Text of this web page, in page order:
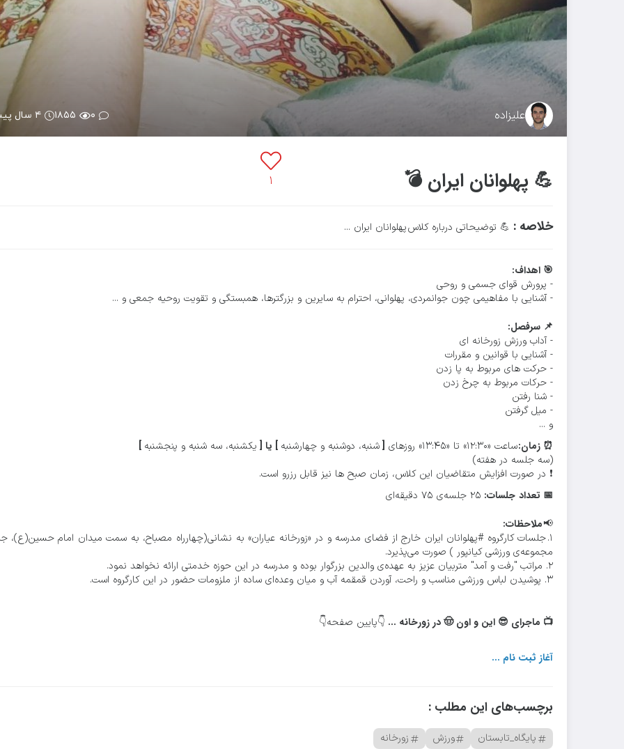
علیزاده ۰ ۱۸۵۵ ۴ سال پیش
۱ 💪 پهلوانان ایران 💣
خلاصه : 💪 توضیحاتی درباره کلاس پهلوانان ایران ...
🎯 اهداف:
- پرورش قوای جسمی و روحی
- آشنایی با مفاهیمی چون جوانمردی، پهلوانی، احترام به سایرین و بزرگترها، همبستگی و تقویت روحیه جمعی و ...
📌 سرفصل:
- آداب ورزش زورخانه ای
- آشنایی با قوانین و مقررات
- حرکت های مربوط به پا زدن
- حرکات مربوط به چرخ زدن
- شنا رفتن
- میل گرفتن
و ...
⏰ زمان:ساعت «۱۲:۳۰» تا «۱۳:۴۵» روزهای [شنبه، دوشنبه و چهارشنبه ] یا [ یکشنبه، سه شنبه و پنجشنبه ]
(سه جلسه در هفته)
❗ در صورت افزایش متقاضیان این کلاس، زمان صبح ها نیز قابل رزرو است.
📅 تعداد جلسات: ۲۵ جلسه‌ی ۷۵ دقیقه‌ای
📢ملاحظات:
۱. جلسات کارگروه #پهلوانان ایران خارج از فضای مدرسه و در «زورخانه عیاران» به نشانی (چهارراه مصباح، به سمت میدان امام حسین(ع)،
مجموعه‌ی ورزشی کیانپور ) صورت می‌پذیرد.
۲. مراتب "رفت و آمد" متربیان عزیز به عهده‌ی والدین بزرگوار بوده و مدرسه در این حوزه خدمتی ارائه نخواهد نمود.
۳. پوشیدن لباس ورزشی مناسب و راحت، آوردن قمقمه آب و میان وعده‌ای ساده از ملزومات حضور در این کارگروه است.
📺 ماجرای 😎 این و اون 🤠 در زورخانه ... 👇پایین صفحه👇
آغاز ثبت نام ...
برچسب‌های این مطلب :
پایگاه_تابستان ورزش زورخانه